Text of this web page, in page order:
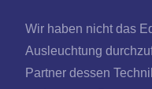
Wir haben nicht das
Ausleuchtung
Partner dessen